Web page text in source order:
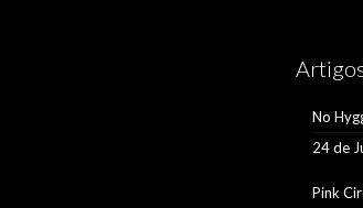
No
24 de
Pink